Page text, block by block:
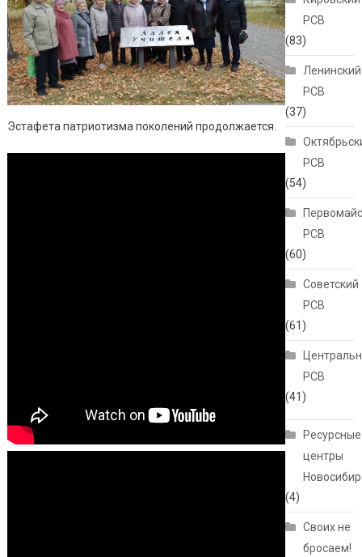
Эстафета патриотизма поколений продолжается.
РСВ
(83)
Ленинский
РСВ
(37)
РСВ
(54)
РСВ
(60)
Советский
РСВ
(61)
РСВ
(41)
Ресурсные
центры
(4)
Своих не
бросаем!